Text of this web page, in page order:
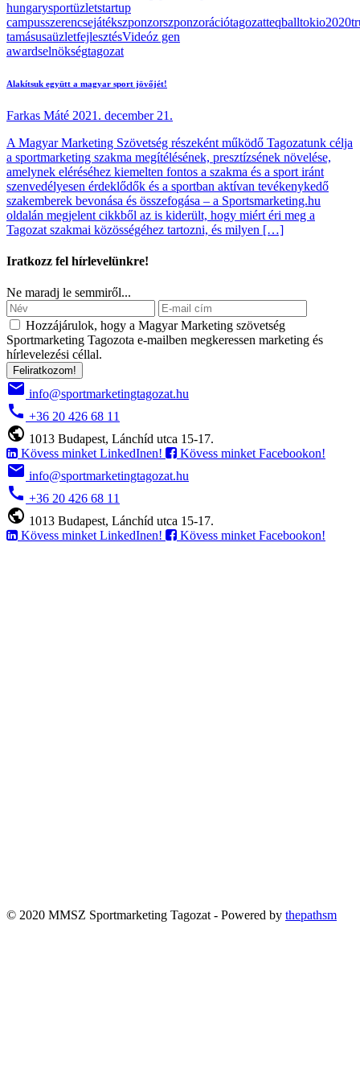
hungarysportüzletstartup
campusszerencsejátékszponzorszponzorációtagozatteqballtokio2020
tamásusaüzletfejlesztésVideóz gen
awardselnökségtagozat
Alakítsuk együtt a magyar sport jövőjét!
Farkas Máté 2021. december 21.
A Magyar Marketing Szövetség részeként működő Tagozatunk célja
a sportmarketing szakma megítélésének, presztízsének növelése,
amelynek eléréséhez kiemelten fontos a szakma és a sport iránt
szenvedélyesen érdeklődők és a sportban aktívan tevékenykedő
szakemberek bevonása és összefogása – a Sportsmarketing.hu
oldalán megjelent cikkből az is kiderült, hogy miért éri meg a
Tagozat szakmai közösségéhez tartozni, és milyen […]
Iratkozz fel hírlevelünkre!
Ne maradj le semmiről...
Hozzájárulok, hogy a Magyar Marketing szövetség
Sportmarketing Tagozota e‑mailben megkeressen marketing és
hírlevelezési céllal.
Feliratkozom!
email info@sportmarketingtagozat.hu
call +36 20 426 68 11
public 1013 Budapest, Lánchíd utca 15-17.
Kövess minket LinkedInen!
Kövess minket Facebookon!
email info@sportmarketingtagozat.hu
call +36 20 426 68 11
public 1013 Budapest, Lánchíd utca 15-17.
Kövess minket LinkedInen!
Kövess minket Facebookon!
© 2020 MMSZ Sportmarketing Tagozat - Powered by thepathsm